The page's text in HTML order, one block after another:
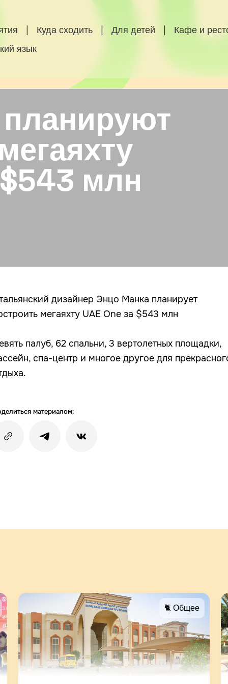
Куда сходить Для детей
Кафе и
язык
$543 млн
дизайнер Энцо Манка планирует
мегаяхту UAE One за $543 млн
палуб, 62 спальни, 3 вертолетных площадки,
спа-центр и многое другое для
материалом:
🐈 Общее